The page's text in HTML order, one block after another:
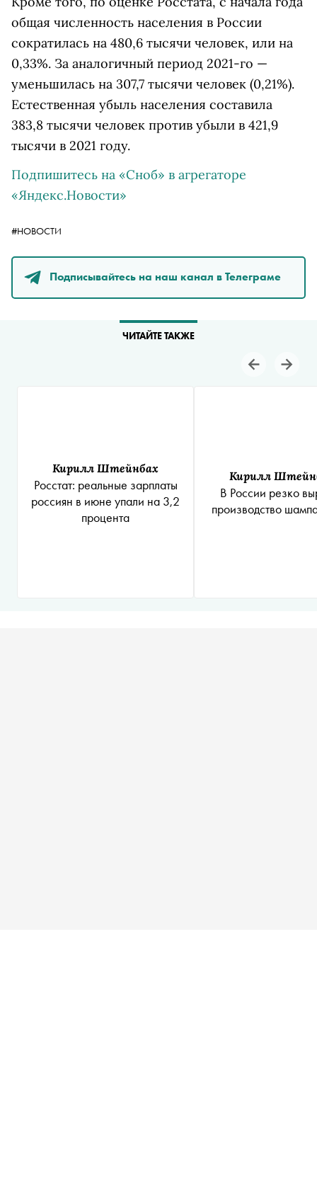
общая численность населения в России
сократилась на 480,6 тысячи человек, или на
0,33%. За аналогичный период 2021-го —
уменьшилась на 307,7 тысячи человек (0,21%).
Естественная убыль населения составила
383,8 тысячи человек против убыли в 421,9
тысячи в 2021 году.
Подпишитесь на «Сноб» в агрегаторе
«Яндекс.Новости»
#НОВОСТИ
Подписывайтесь на наш канал в Телеграме
ЧИТАЙТЕ ТАКЖЕ
Кирилл Штейнбах
Росстат: реальные зарплаты
россиян в июне упали на 3,2
процента
Кирилл
В России резко
производство